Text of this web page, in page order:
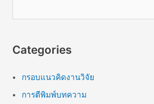
Categories
กรอบแนวคิดงานวิจัย
การตีพิมพ์บทความ